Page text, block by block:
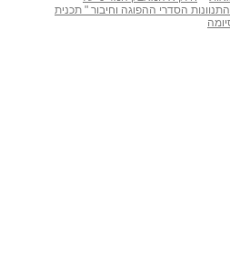
4. התנוונות הסדרי ההפוגה וחיבור " תכנית